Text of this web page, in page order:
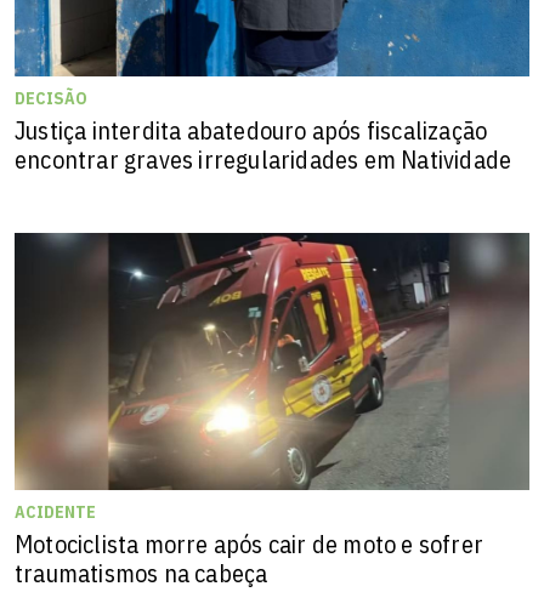
DECISÃO
Justiça interdita abatedouro após fiscalização
encontrar graves irregularidades em Natividade
ACIDENTE
Motociclista morre após cair de moto e sofrer
traumatismos na cabeça